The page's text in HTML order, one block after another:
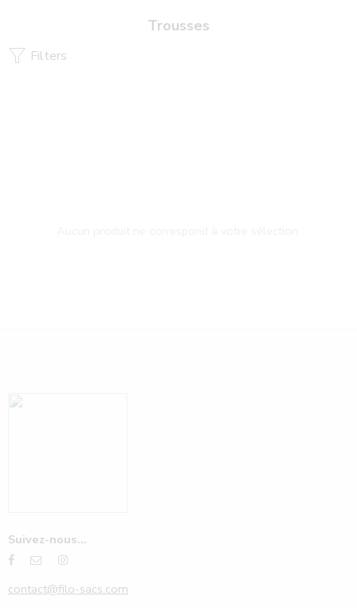
Trousses
Filters
Suivez-nous...
contact@filo-sacs.com